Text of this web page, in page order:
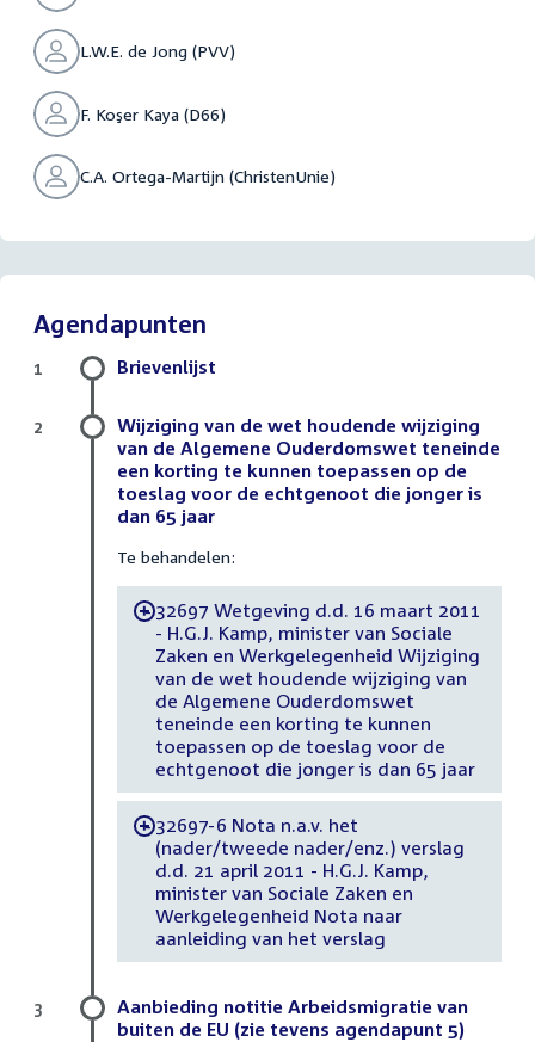
L.W.E. de Jong (PVV)
F. Koşer Kaya (D66)
C.A. Ortega-Martijn (ChristenUnie)
Agendapunten
Brievenlijst
1
Wijziging van de wet houdende wijziging
van de Algemene Ouderdomswet teneinde
een korting te kunnen toepassen op de
toeslag voor de echtgenoot die jonger is
dan 65 jaar
Te behandelen:
-32697 Wetgeving d.d. 16 maart 2011
- H.G.J. Kamp, minister van Sociale
Zaken en Werkgelegenheid Wijziging
van de wet houdende wijziging van
de Algemene Ouderdomswet
teneinde een korting te kunnen
toepassen op de toeslag voor de
echtgenoot die jonger is dan 65 jaar
-32697-6 Nota n.a.v. het
(nader/tweede nader/enz.) verslag
d.d. 21 april 2011 - H.G.J. Kamp,
minister van Sociale Zaken en
Werkgelegenheid Nota naar
aanleiding van het verslag
2
Aanbieding notitie Arbeidsmigratie van
buiten de EU (zie tevens agendapunt 5)
3